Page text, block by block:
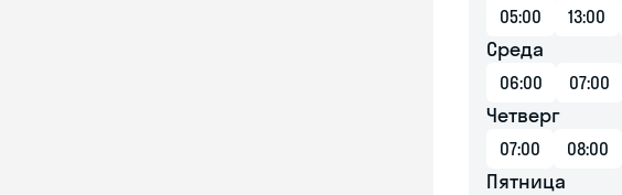
05:00 13:00
Среда
06:00 07:00
Четверг
07:00 08:00
Пятница